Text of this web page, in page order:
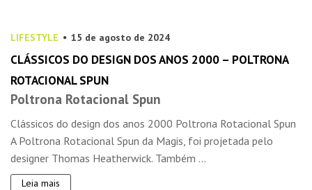
LIFESTYLE 15 de agosto de 2024
CLÁSSICOS DO DESIGN DOS ANOS 2000 – POLTRONA
ROTACIONAL SPUN
Poltrona Rotacional Spun
Clássicos do design dos anos 2000 Poltrona Rotacional Spun
A Poltrona Rotacional Spun da Magis, foi projetada pelo
designer Thomas Heatherwick. Também ...
Leia mais